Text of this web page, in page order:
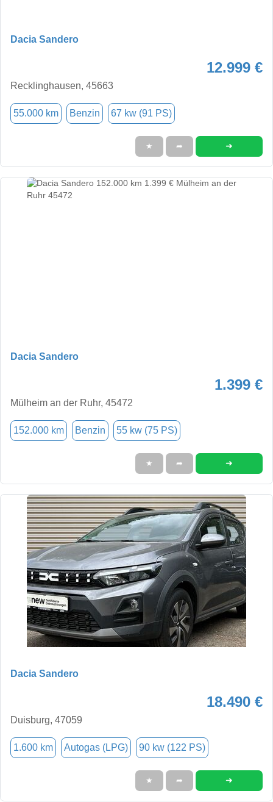
Dacia Sandero
12.999 €
Recklinghausen, 45663
55.000 km Benzin 67 kw (91 PS)
★ ➦ ➜
Dacia Sandero
1.399 €
Mülheim an der Ruhr, 45472
152.000 km Benzin 55 kw (75 PS)
★ ➦ ➜
Dacia Sandero
18.490 €
Duisburg, 47059
1.600 km Autogas (LPG) 90 kw (122 PS)
★ ➦ ➜